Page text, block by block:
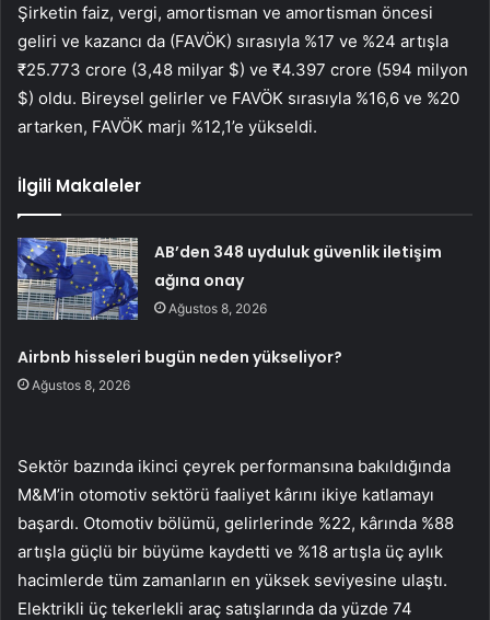
Şirketin faiz, vergi, amortisman ve amortisman öncesi
geliri ve kazancı da (FAVÖK) sırasıyla %17 ve %24 artışla
₹25.773 crore (3,48 milyar $) ve ₹4.397 crore (594 milyon
$) oldu. Bireysel gelirler ve FAVÖK sırasıyla %16,6 ve %20
artarken, FAVÖK marjı %12,1’e yükseldi.
İlgili Makaleler
AB’den 348 uyduluk güvenlik iletişim
ağına onay
Ağustos 8, 2026
Airbnb hisseleri bugün neden yükseliyor?
Ağustos 8, 2026
Sektör bazında ikinci çeyrek performansına bakıldığında
M&M’in otomotiv sektörü faaliyet kârını ikiye katlamayı
başardı. Otomotiv bölümü, gelirlerinde %22, kârında %88
artışla güçlü bir büyüme kaydetti ve %18 artışla üç aylık
hacimlerde tüm zamanların en yüksek seviyesine ulaştı.
Elektrikli üç tekerlekli araç satışlarında da yüzde 74